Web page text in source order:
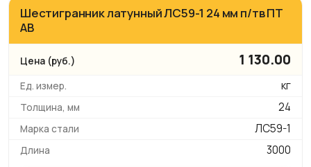
Шестигранник латунный ЛС59-1 24 мм п/тв ПТ
АВ
1 130.00
кг
24
ЛС59-1
3000